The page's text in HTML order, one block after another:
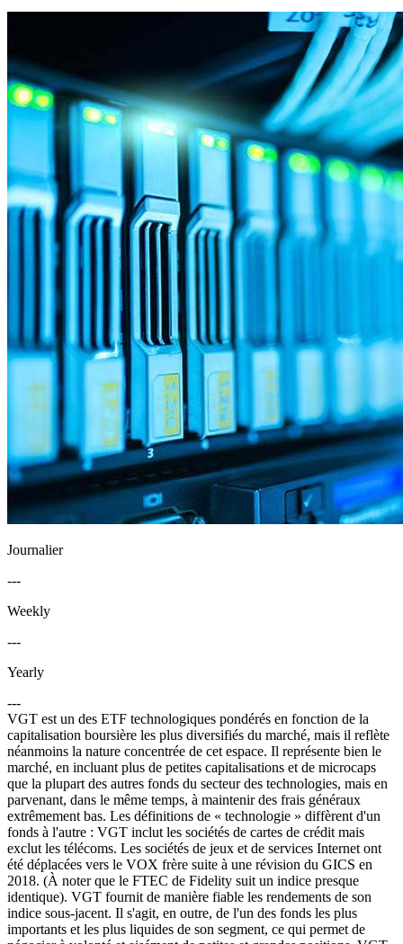
Journalier
---
Weekly
---
Yearly
---
VGT est un des ETF technologiques pondérés en fonction de la
capitalisation boursière les plus diversifiés du marché, mais il reflète
néanmoins la nature concentrée de cet espace. Il représente bien le
marché, en incluant plus de petites capitalisations et de microcaps
que la plupart des autres fonds du secteur des technologies, mais en
parvenant, dans le même temps, à maintenir des frais généraux
extrêmement bas. Les définitions de « technologie » diffèrent d'un
fonds à l'autre : VGT inclut les sociétés de cartes de crédit mais
exclut les télécoms. Les sociétés de jeux et de services Internet ont
été déplacées vers le VOX frère suite à une révision du GICS en
2018. (À noter que le FTEC de Fidelity suit un indice presque
identique). VGT fournit de manière fiable les rendements de son
indice sous-jacent. Il s'agit, en outre, de l'un des fonds les plus
importants et les plus liquides de son segment, ce qui permet de